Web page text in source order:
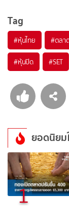
Tag
#หุ้นไทย #ตลา
#หุ้นปิด #SET
ยอดนิย
1